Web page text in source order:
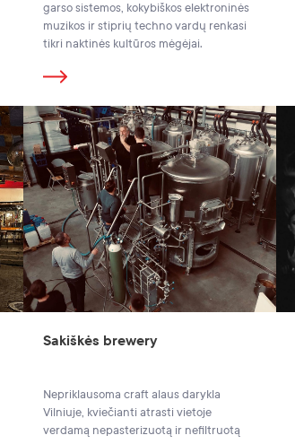
garso sistemos, kokybiškos elektroninės
muzikos ir stiprių techno vardų renkasi
tikri naktinės kultūros mėgėjai.
Sakiškės brewery
Nepriklausoma craft alaus darykla
Vilniuje, kviečianti atrasti vietoje
verdamą nepasterizuotą ir nefiltruotą